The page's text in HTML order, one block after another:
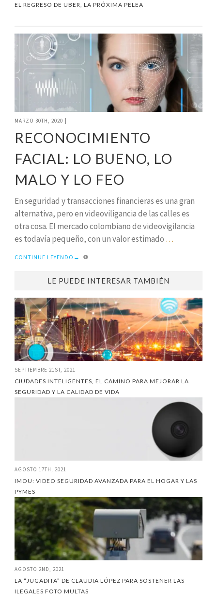
EL REGRESO DE UBER, LA PRÓXIMA PELEA
MARZO 30TH, 2020
RECONOCIMIENTO
FACIAL: LO BUENO, LO
MALO Y LO FEO
En seguridad y transacciones financieras es una gran
alternativa, pero en videoviligancia de las calles es
otra cosa. El mercado colombiano de videovigilancia
es todavía pequeño, con un valor estimado …
CONTINUE LEYENDO →
LE PUEDE INTERESAR TAMBIÉN
SEPTIEMBRE 21ST, 2021
CIUDADES INTELIGENTES, EL CAMINO PARA MEJORAR LA
SEGURIDAD Y LA CALIDAD DE VIDA
AGOSTO 17TH, 2021
IMOU: VIDEO SEGURIDAD AVANZADA PARA EL HOGAR Y LAS
PYMES
AGOSTO 2ND, 2021
LA “JUGADITA” DE CLAUDIA LÓPEZ PARA SOSTENER LAS
ILEGALES FOTO MULTAS